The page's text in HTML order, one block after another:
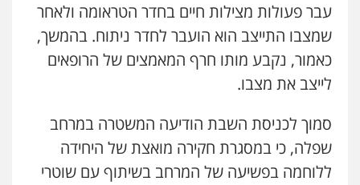
עבר פעולות מצילות חיים בחדר הטראומה ולאחר
שמצבו התייצב הוא הועבר לחדר ניתוח. בהמשך,
כאמור, נקבע מותו חרף המאמצים של הרופאים
לייצב את מצבו.
סמוך לכניסת השבת הודיעה המשטרה במרחב
שפלה, כי במסגרת חקירה מואצת של היחידה
ללוחמה בפשיעה של המרחב בשיתוף עם שוטרי